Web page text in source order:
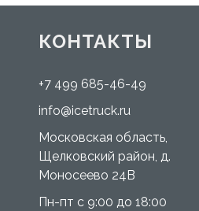
КОНТАКТЫ
+7 499 685-46-49
info@icetruck.ru
Московская область,
Щелковский район, д.
Моносеево 24В
Пн-пт с 9:00 до 18:00